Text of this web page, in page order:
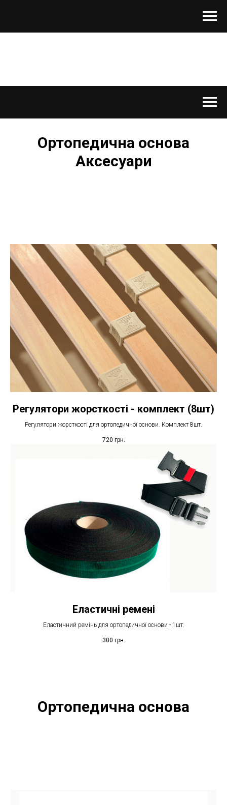
Ортопедична основа
Аксесуари
Регулятори жорсткості - комплект (8шт)
Регулятори жорсткості для ортопедичної основи. Комплект 8шт.
720 грн.
Еластичні ремені
Еластичний ремінь для ортопедичної основи - 1шт.
300 грн.
Ортопедична основа